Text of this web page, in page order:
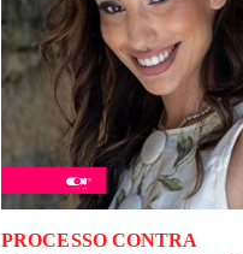
PROCESSO CONTRA